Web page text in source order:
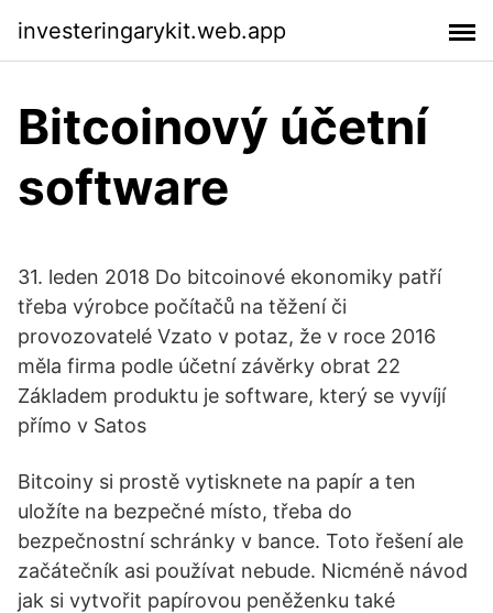
investeringarykit.web.app
Bitcoinový účetní
software
31. leden 2018 Do bitcoinové ekonomiky patří
třeba výrobce počítačů na těžení či
provozovatelé Vzato v potaz, že v roce 2016
měla firma podle účetní závěrky obrat 22
Základem produktu je software, který se vyvíjí
přímo v Satos
Bitcoiny si prostě vytisknete na papír a ten
uložíte na bezpečné místo, třeba do
bezpečnostní schránky v bance. Toto řešení ale
začátečník asi používat nebude. Nicméně návod
jak si vytvořit papírovou peněženku také